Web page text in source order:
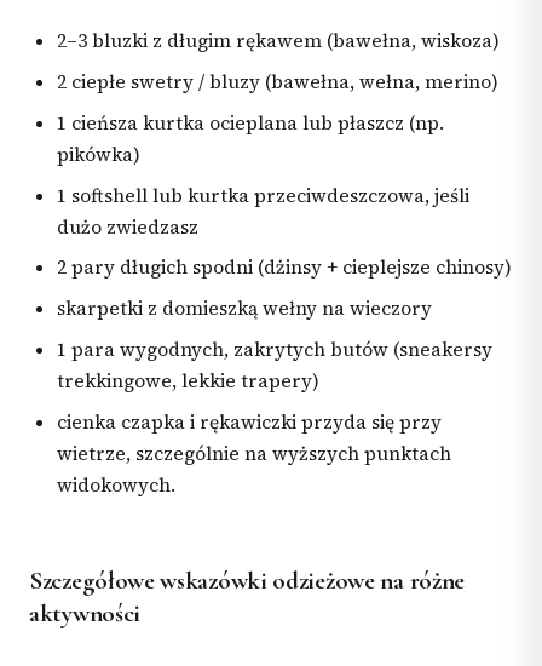
2–3 bluzki z długim rękawem (bawełna, wiskoza)
2 ciepłe swetry / bluzy (bawełna, wełna, merino)
1 cieńsza kurtka ocieplana lub płaszcz (np.
pikówka)
1 softshell lub kurtka przeciwdeszczowa, jeśli
dużo zwiedzasz
2 pary długich spodni (dżinsy + cieplejsze chinosy)
skarpetki z domieszką wełny na wieczory
1 para wygodnych, zakrytych butów (sneakersy
trekkingowe, lekkie trapery)
cienka czapka i rękawiczki przyda się przy
wietrze, szczególnie na wyższych punktach
widokowych.
Szczegółowe wskazówki odzieżowe na różne
aktywności